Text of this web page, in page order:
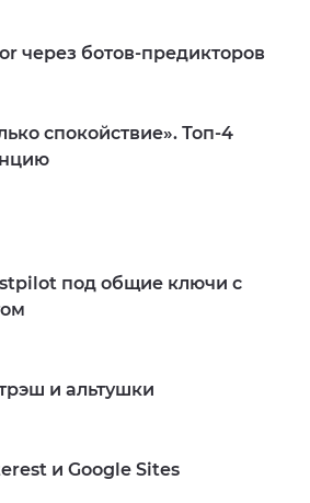
через ботов-предикторов
спокойствие». Топ-4
под общие ключи с
и альтушки
и Google Sites